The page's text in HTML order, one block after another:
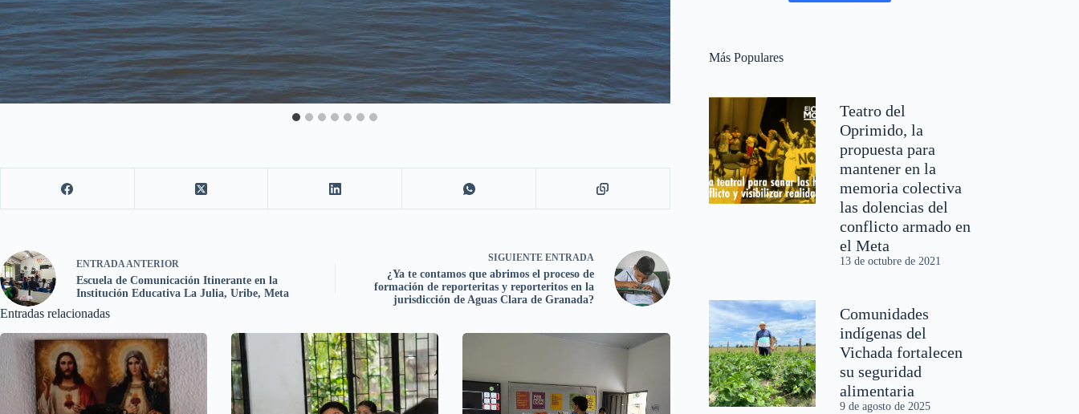
ENTRADAANTERIOR
Escuela de Comunicación Itinerante en la
Institución Educativa La Julia, Uribe, Meta
SIGUIENTE ENTRADA
¿Ya te contamos que abrimos el proceso de
formación de reporteritas y reporteritos en la
jurisdicción de Aguas Clara de Granada?
Entradas relacionadas
Más Populares
Teatro del
Oprimido, la
propuesta para
mantener en la
memoria colectiva
las dolencias del
conflicto armado en
el Meta
13 de octubre de 2021
Comunidades
indígenas del
Vichada fortalecen
su seguridad
alimentaria
9 de agosto de 2025